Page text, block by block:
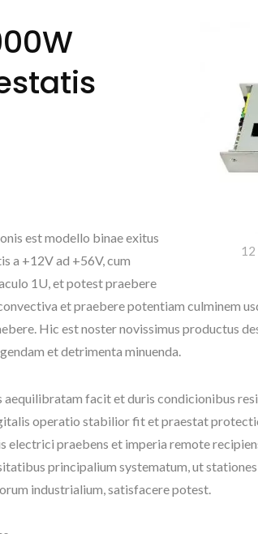
est modello binae exitus
a +12V ad +56V, cum
1U, et potest praebere
et praebere potentiam culminem
Hic est noster novissimus productus
et detrimenta minuenda.
aequilibratam facit et duris condicionibus
operatio stabilior fit et praestat
electrici praebens et imperia remote
principalium systematum, ut
industrialium, satisfacere potest.
~
AC/DC Potentia